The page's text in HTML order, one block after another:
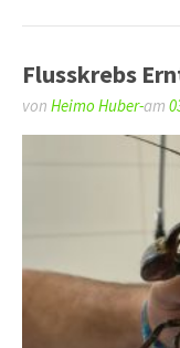
Flusskrebs
von Heimo Huber-am